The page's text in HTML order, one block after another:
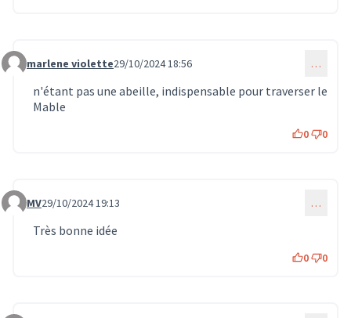
Commentaire 908
marlene violette29/10/2024 18:56 …
n'étant pas une abeille, indispensable pour traverser le
Mable
0 0
Commentaire 909
MV29/10/2024 19:13 …
Très bonne idée
0 0